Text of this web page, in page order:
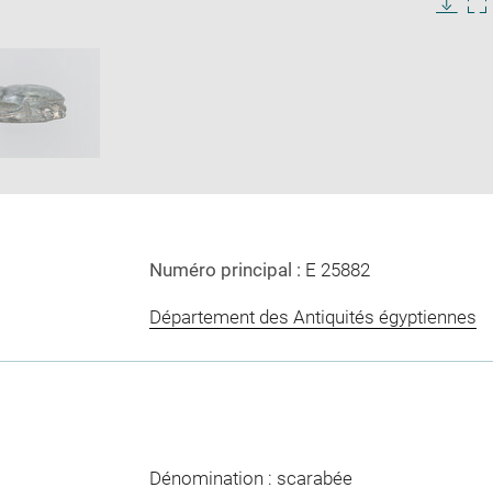
Numéro principal : E 25882
Département des Antiquités égyptiennes
Dénomination : scarabée